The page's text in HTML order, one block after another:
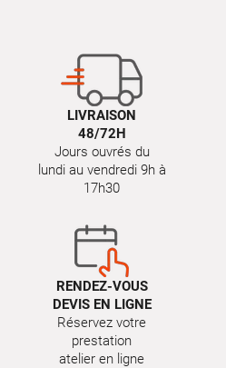
LIVRAISON
48/72H
Jours ouvrés du
lundi au vendredi 9h à
17h30
RENDEZ-VOUS
DEVIS EN LIGNE
Réservez votre
prestation
atelier en ligne